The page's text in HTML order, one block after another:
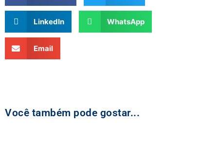
LinkedIn WhatsApp
Email
Você também pode gostar...